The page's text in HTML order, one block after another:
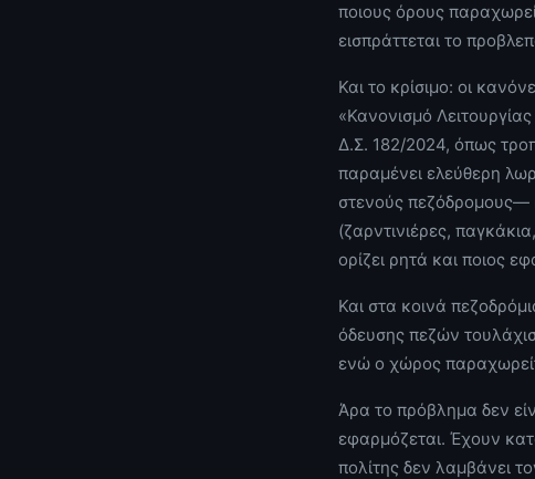
ποιους όρους
εισπράττεται το
Και το κρίσιμο: οι
«Κανονισμό
Δ.Σ. 182/2024, όπως
παραμένει ελεύθερη
στενούς πεζόδρομους—
(ζαρντινιέρες,
ορίζει ρητά και ποιος
Και στα κοινά
όδευσης πεζών
ενώ ο χώρος
Άρα το πρόβλημα δεν
εφαρμόζεται. Έχουν
πολίτης δεν λαμβάνει